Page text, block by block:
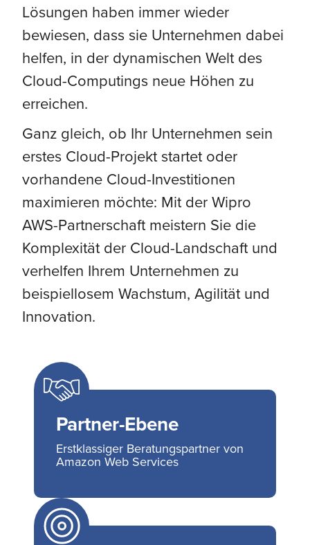
Lösungen haben immer wieder
bewiesen, dass sie Unternehmen dabei
helfen, in der dynamischen Welt des
Cloud-Computings neue Höhen zu
erreichen.
Ganz gleich, ob Ihr Unternehmen sein
erstes Cloud-Projekt startet oder
vorhandene Cloud-Investitionen
maximieren möchte: Mit der Wipro
AWS-Partnerschaft meistern Sie die
Komplexität der Cloud-Landschaft und
verhelfen Ihrem Unternehmen zu
beispiellosem Wachstum, Agilität und
Innovation.
Partner-Ebene
Erstklassiger Beratungspartner von
Amazon Web Services